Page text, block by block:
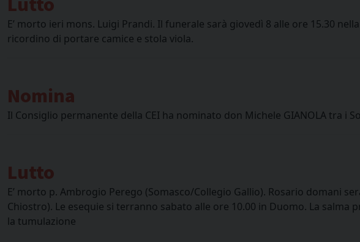
E’ morto ieri mons. Luigi Prandi. Il funerale sarà giovedì 8 alle ore 15.30
ricordino di portare camice e stola viola.
Nomina
Il Consiglio permanente della CEI ha nominato don Michele GIANOLA tra i
Lutto
E’ morto p. Ambrogio Perego (Somasco/Collegio Gallio). Rosario domani
Chiostro). Le esequie si terranno sabato alle ore 10.00 in Duomo. La
la tumulazione